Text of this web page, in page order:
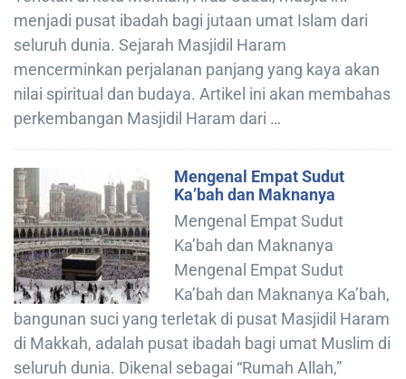
menjadi pusat ibadah bagi jutaan umat Islam dari
seluruh dunia. Sejarah Masjidil Haram
mencerminkan perjalanan panjang yang kaya akan
nilai spiritual dan budaya. Artikel ini akan membahas
perkembangan Masjidil Haram dari …
Mengenal Empat Sudut
Ka’bah dan Maknanya
Mengenal Empat Sudut
Ka’bah dan Maknanya
Mengenal Empat Sudut
Ka’bah dan Maknanya Ka’bah,
bangunan suci yang terletak di pusat Masjidil Haram
di Makkah, adalah pusat ibadah bagi umat Muslim di
seluruh dunia. Dikenal sebagai “Rumah Allah,”